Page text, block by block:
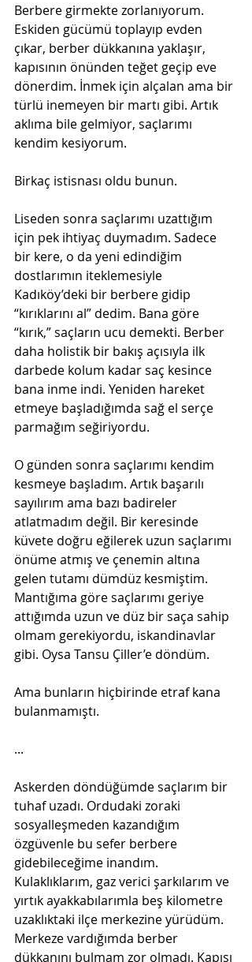
Berbere girmekte zorlanıyorum.
Eskiden gücümü toplayıp evden
çıkar, berber dükkanına yaklaşır,
kapısının önünden teğet geçip eve
dönerdim. İnmek için alçalan ama bir
türlü inemeyen bir martı gibi. Artık
aklıma bile gelmiyor, saçlarımı
kendim kesiyorum.
Birkaç istisnası oldu bunun.
Liseden sonra saçlarımı uzattığım
için pek ihtiyaç duymadım. Sadece
bir kere, o da yeni edindiğim
dostlarımın iteklemesiyle
Kadıköy’deki bir berbere gidip
“kırıklarını al” dedim. Bana göre
“kırık,” saçların ucu demekti. Berber
daha holistik bir bakış açısıyla ilk
darbede kolum kadar saç kesince
bana inme indi. Yeniden hareket
etmeye başladığımda sağ el serçe
parmağım seğiriyordu.
O günden sonra saçlarımı kendim
kesmeye başladım. Artık başarılı
sayılırım ama bazı badireler
atlatmadım değil. Bir keresinde
küvete doğru eğilerek uzun saçlarımı
önüme atmış ve çenemin altına
gelen tutamı dümdüz kesmiştim.
Mantığıma göre saçlarımı geriye
attığımda uzun ve düz bir saça sahip
olmam gerekiyordu, iskandinavlar
gibi. Oysa Tansu Çiller’e döndüm.
Ama bunların hiçbirinde etraf kana
bulanmamıştı.
...
Askerden döndüğümde saçlarım bir
tuhaf uzadı. Ordudaki zoraki
sosyalleşmeden kazandığım
özgüvenle bu sefer berbere
gidebileceğime inandım.
Kulaklıklarım, gaz verici şarkılarım ve
yırtık ayakkabılarımla beş kilometre
uzaklıktaki ilçe merkezine yürüdüm.
Merkeze vardığımda berber
dükkanını bulmam zor olmadı. Kapısı